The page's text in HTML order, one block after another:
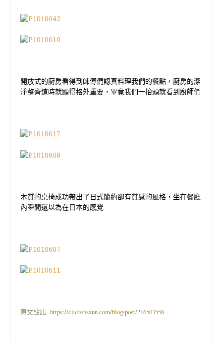
開放式的廚房看得到師傅們認真料理我們的餐點，廚房的潔
淨整齊這時就顯得格外重要，畢竟我們一抬頭就看到廚師們
木質的桌椅成功帶出了日式簡約卻有質感的風格，坐在餐廳
內瞬間還以為在日本的感覺
原文點此 https://clairehsaun.com/blog/post/216503558